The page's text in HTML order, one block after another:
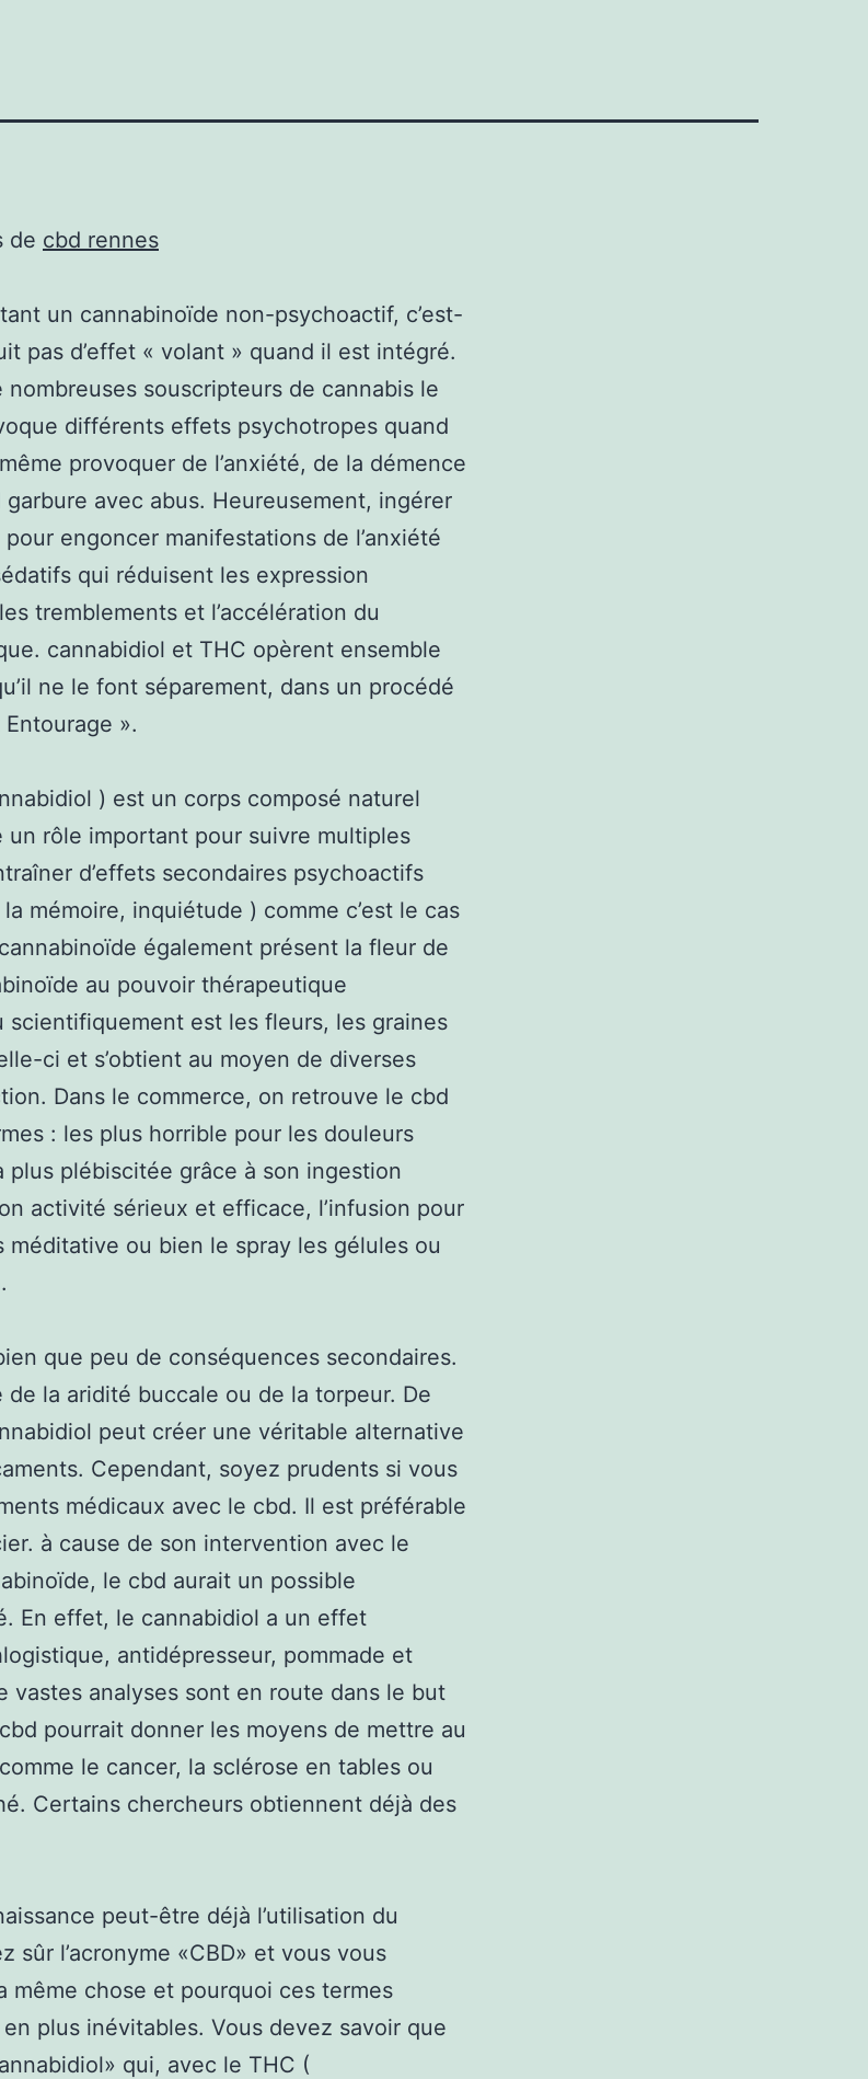
de cbd rennes
un cannabinoïde non-psychoactif, c’est-
pas d’effet « volant » quand il est intégré.
souscripteurs de cannabis le
différents effets psychotropes quand
provoquer de l’anxiété, de la démence
avec abus. Heureusement, ingérer
engoncer manifestations de l’anxiété
qui réduisent les expression
tremblements et l’accélération du
cannabidiol et THC opèrent ensemble
ne le font séparement, dans un procédé
Entourage ».
) est un corps composé naturel
un rôle important pour suivre multiples
d’effets secondaires psychoactifs
mémoire, inquiétude ) comme c’est le cas
également présent la fleur de
au pouvoir thérapeutique
scientifiquement est les fleurs, les graines
ci et s’obtient au moyen de diverses
Dans le commerce, on retrouve le cbd
: les plus horrible pour les douleurs
plus plébiscitée grâce à son ingestion
activité sérieux et efficace, l’infusion pour
méditative ou bien le spray les gélules ou
que peu de conséquences secondaires.
de la aridité buccale ou de la torpeur. De
peut créer une véritable alternative
Cependant, soyez prudents si vous
médicaux avec le cbd. Il est préférable
à cause de son intervention avec le
le cbd aurait un possible
En effet, le cannabidiol a un effet
antidépresseur, pommade et
vastes analyses sont en route dans le but
pourrait donner les moyens de mettre au
le cancer, la sclérose en tables ou
Certains chercheurs obtiennent déjà des
peut-être déjà l’utilisation du
sûr l’acronyme «CBD» et vous vous
même chose et pourquoi ces termes
plus inévitables. Vous devez savoir que
qui, avec le THC (